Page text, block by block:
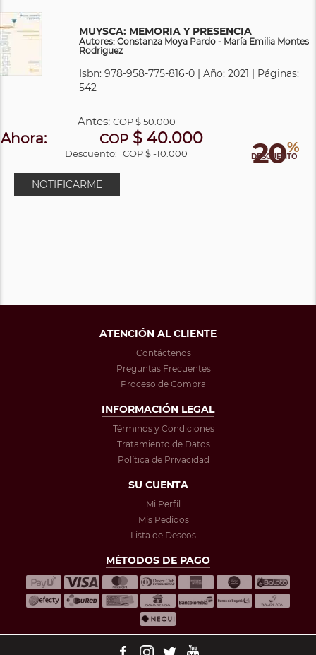
MUYSCA: MEMORIA Y PRESENCIA
Autores: Constanza Moya Pardo - María Emilia Montes
Rodríguez
Isbn: 978-958-775-816-0 | Año: 2021 | Páginas:
542
20%
DESCUENTO
Antes: COP$ 50.000
Ahora: COP$ 40.000
Descuento: COP $ -10.000
NOTIFICARME
ATENCIÓN AL CLIENTE
Contáctenos
Preguntas Frecuentes
Proceso de Compra
INFORMACIÓN LEGAL
Términos y Condiciones
Tratamiento de Datos
Política de Privacidad
SU CUENTA
Mi Perfil
Mis Pedidos
Lista de Deseos
MÉTODOS DE PAGO